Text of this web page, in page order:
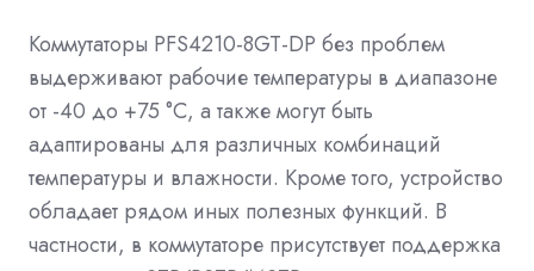
Коммутаторы PFS4210-8GT-DP без проблем
выдерживают рабочие температуры в диапазоне
от -40 до +75 °C, а также могут быть
адаптированы для различных комбинаций
температуры и влажности. Кроме того, устройство
обладает рядом иных полезных функций. В
частности, в коммутаторе присутствует поддержка